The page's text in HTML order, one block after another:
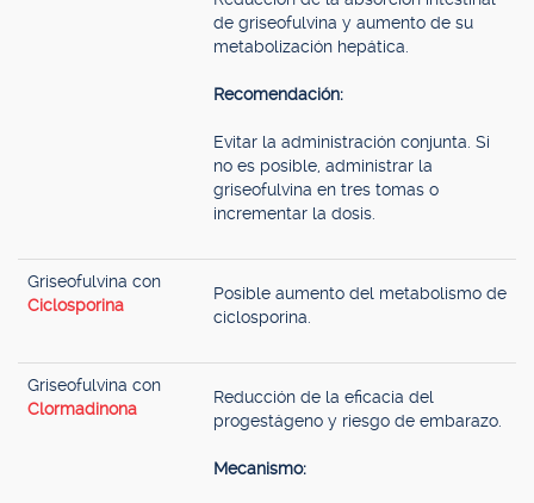
de griseofulvina y aumento de su
metabolización hepática.
Recomendación:
Evitar la administración conjunta. Si
no es posible, administrar la
griseofulvina en tres tomas o
incrementar la dosis.
Griseofulvina con
Ciclosporina
Posible aumento del metabolismo de
ciclosporina.
Griseofulvina con
Clormadinona
Reducción de la eficacia del
progestágeno y riesgo de embarazo.
Mecanismo: